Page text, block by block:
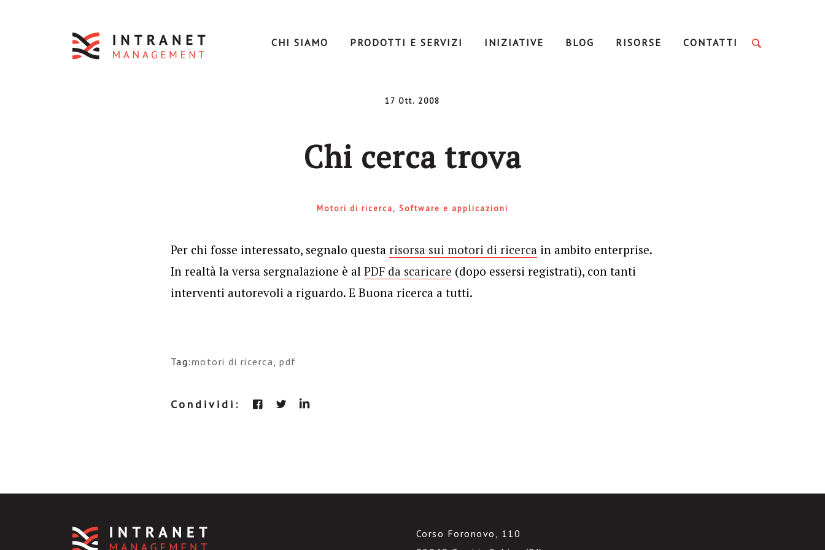
CHI SIAMO PRODOTTI E SERVIZI INIZIATIVE BLOG RISORSE CONTATTI
17 Ott. 2008
Chi cerca trova
Motori di ricerca Software e applicazioni
Per chi fosse interessato, segnalo questa risorsa sui motori di ricercain ambito enterprise.
In realtà la versa sergnalazione è al PDF da scaricare (dopo essersi registrati), con tanti
interventi autorevoli a riguardo. E Buona ricerca a tutti.
Tag:motori di ricerca,pdf
Condividi:
Corso Foronovo, 110